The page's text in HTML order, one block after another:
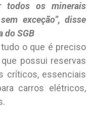
todos os minerais
exceção”, disse
do SGB
o que é preciso
possui reservas
críticos, essenciais
carros elétricos,